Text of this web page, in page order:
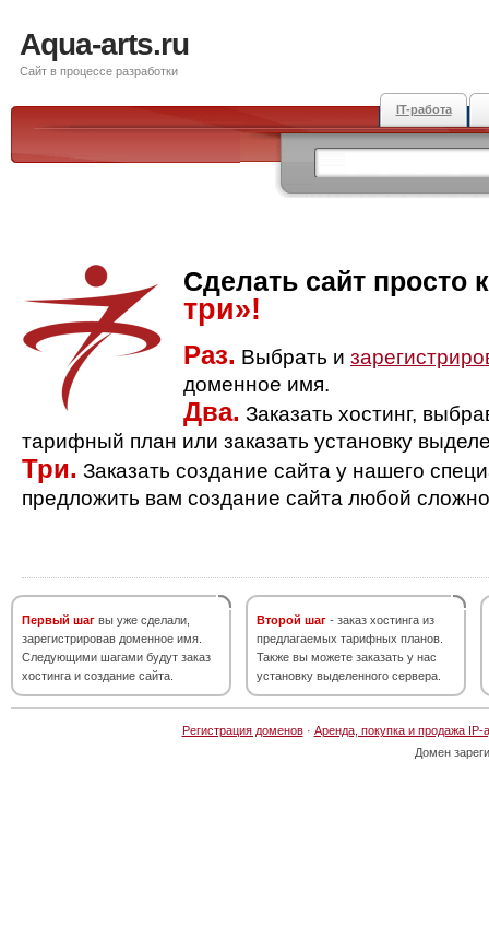
Aqua-arts.ru
Сайт в процессе разработки
IT-работа
Сделать сайт просто
три»!
Раз. Выбрать и
доменное имя.
Два. Заказать хостинг,
тарифный план или заказать установку
Три. Заказать создание сайта у нашего
предложить вам создание сайта любой
Первый шаг вы уже сделали,
зарегистрировав доменное имя.
Следующими шагами будут заказ
хостинга и создание сайта.
Второй шаг - заказ хостинга из
предлагаемых тарифных планов.
Также вы можете заказать у нас
установку выделенного сервера.
Регистрация доменов· Аренда, покупка и продажа IP-
Домен